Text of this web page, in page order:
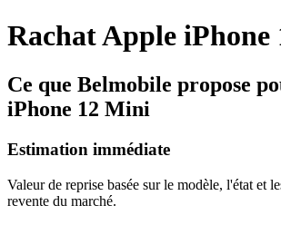
Rachat Apple
Ce que Belmobile propose
iPhone 12 Mini
Estimation immédiate
Valeur de reprise basée sur le modèle, l'état et
revente du marché.